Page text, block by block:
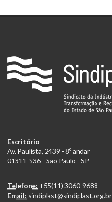
Escritório
Av. Paulista, 2439 - 8º andar
01311-936 - São Paulo - SP
Telefone: +55(11) 3060-9688
Email: sindiplast@sindiplast.org.br